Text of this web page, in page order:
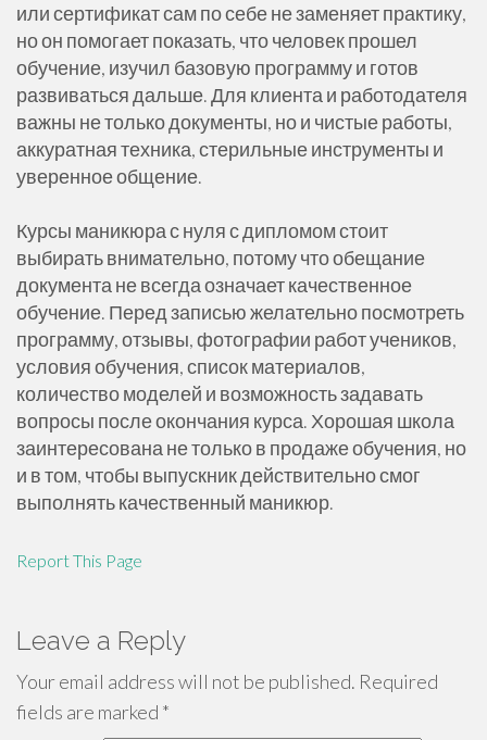
или сертификат сам по себе не заменяет практику,
но он помогает показать, что человек прошел
обучение, изучил базовую программу и готов
развиваться дальше. Для клиента и работодателя
важны не только документы, но и чистые работы,
аккуратная техника, стерильные инструменты и
уверенное общение.
Курсы маникюра с нуля с дипломом стоит
выбирать внимательно, потому что обещание
документа не всегда означает качественное
обучение. Перед записью желательно посмотреть
программу, отзывы, фотографии работ учеников,
условия обучения, список материалов,
количество моделей и возможность задавать
вопросы после окончания курса. Хорошая школа
заинтересована не только в продаже обучения, но
и в том, чтобы выпускник действительно смог
выполнять качественный маникюр.
Report This Page
Leave a Reply
Your email address will not be published. Required
fields are marked *